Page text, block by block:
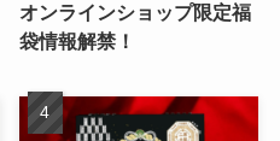
オンラインショップ限定福
袋情報解禁！